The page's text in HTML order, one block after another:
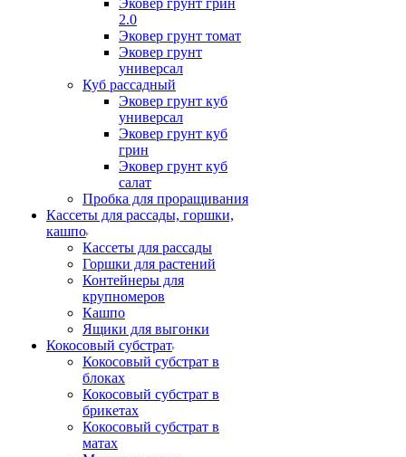
Эковер грунт грин
2.0
Эковер грунт томат
Эковер грунт
универсал
Куб рассадный
Эковер грунт куб
универсал
Эковер грунт куб
грин
Эковер грунт куб
салат
Пробка для проращивания
Кассеты для рассады, горшки,
кашпо
Кассеты для рассады
Горшки для растений
Контейнеры для
крупномеров
Кашпо
Ящики для выгонки
Кокосовый субстрат
Кокосовый субстрат в
блоках
Кокосовый субстрат в
брикетах
Кокосовый субстрат в
матах